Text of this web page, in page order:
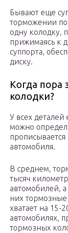
Бывают еще
торможении
одну колодку,
прижимаясь к
суппорта,
диску.
Когда пора
колодки?
У всех деталей
можно
прописывается
автомобиля.
В среднем,
тысяч
автомобилей,
них
хватает на 15-
автомобилях,
тормозных